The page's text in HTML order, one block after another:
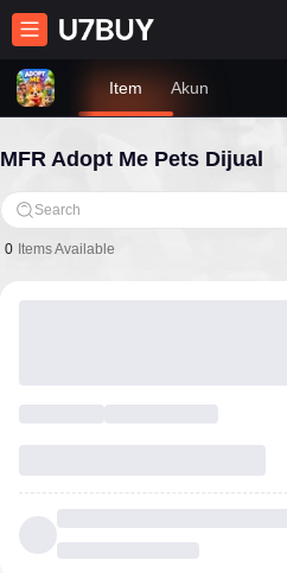
Item Akun
MFR Adopt Me Pets Dijual
Search
0 Items Available